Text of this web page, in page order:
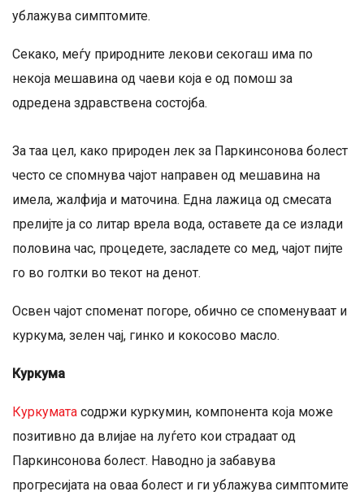
ублажува симптомите.
Секако, меѓу природните лекови секогаш има по
некоја мешавина од чаеви која е од помош за
одредена здравствена состојба.
За таа цел, како природен лек за Паркинсонова болест
често се спомнува чајот направен од мешавина на
имела, жалфија и маточина. Една лажица од смесата
прелијте ја со литар врела вода, оставете да се излади
половина час, процедете, засладете со мед, чајот пијте
го во голтки во текот на денот.
Освен чајот споменат погоре, обично се споменуваат и
куркума, зелен чај, гинко и кокосово масло.
Куркума
Куркумата содржи куркумин, компонента која може
позитивно да влијае на луѓето кои страдаат од
Паркинсонова болест. Наводно ја забавува
прогресијата на оваа болест и ги ублажува симптомите